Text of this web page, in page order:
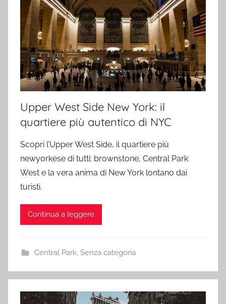
Upper West Side New York: il
quartiere più autentico di NYC
Scopri l’Upper West Side, il quartiere più
newyorkese di tutti: brownstone, Central Park
West e la vera anima di New York lontano dai
turisti.
Continua a leggere
Central Park, Senza categoria